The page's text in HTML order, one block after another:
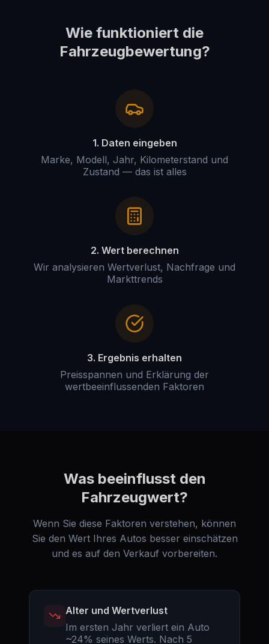
Wie funktioniert die
Fahrzeugbewertung?
1. Daten eingeben
Marke, Modell, Jahr, Kilometerstand und
Zustand — das ist alles
2. Wert berechnen
Wir analysieren Wertverlust, Nachfrage und
Markttrends
3. Ergebnis erhalten
Preisspannen und Erklärung der
wertbeeinflussenden Faktoren
Was beeinflusst den
Fahrzeugwert?
Wenn Sie diese Faktoren verstehen, können
Sie den Wert Ihres Autos besser einschätzen
und es auf den Verkauf vorbereiten.
Alter und Wertverlust
Im ersten Jahr verliert ein Auto
~24% seines Werts. Nach 5